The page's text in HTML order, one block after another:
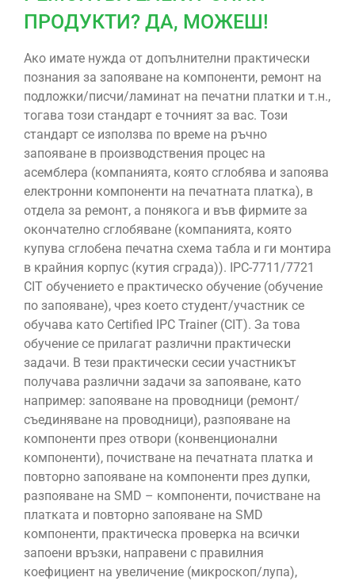
ПРОДУКТИ? ДА, МОЖЕШ!
Ако имате нужда от допълнителни практически
познания за запояване на компоненти, ремонт на
подложки/писчи/ламинат на печатни платки и т.н.,
тогава този стандарт е точният за вас. Този
стандарт се използва по време на ръчно
запояване в производствения процес на
асемблера (компанията, която сглобява и запоява
електронни компоненти на печатната платка), в
отдела за ремонт, а понякога и във фирмите за
окончателно сглобяване (компанията, която
купува сглобена печатна схема табла и ги монтира
в крайния корпус (кутия сграда)). IPC-7711/7721
CIT обучението е практическо обучение (обучение
по запояване), чрез което студент/участник се
обучава като Certified IPC Trainer (CIT). За това
обучение се прилагат различни практически
задачи. В тези практически сесии участникът
получава различни задачи за запояване, като
например: запояване на проводници (ремонт/
съединяване на проводници), разпояване на
компоненти през отвори (конвенционални
компоненти), почистване на печатната платка и
повторно запояване на компоненти през дупки,
разпояване на SMD – компоненти, почистване на
платката и повторно запояване на SMD
компоненти, практическа проверка на всички
запоени връзки, направени с правилния
коефициент на увеличение (микроскоп/лупа),